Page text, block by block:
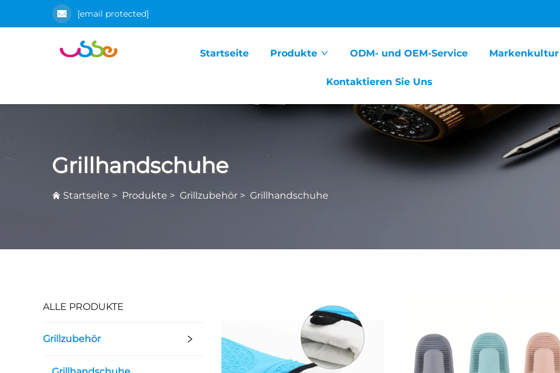
[email protected]
Startseite Produkte ODM- und OEM-Service Markenkultur
Kontaktieren Sie Uns
Grillhandschuhe
Startseite > Produkte > Grillzubehör > Grillhandschuhe
ALLE PRODUKTE
Grillzubehör